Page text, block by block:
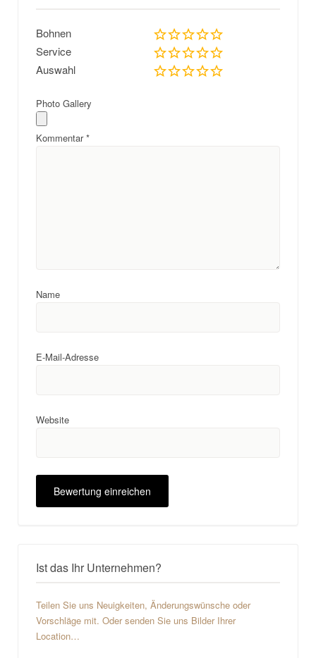
Bohnen
Service
Auswahl
Photo Gallery
Kommentar*
Name
E-Mail-Adresse
Website
Ist das Ihr Unternehmen?
Teilen Sie uns Neuigkeiten, Änderungswünsche oder
Vorschläge mit. Oder senden Sie uns Bilder Ihrer
Location…